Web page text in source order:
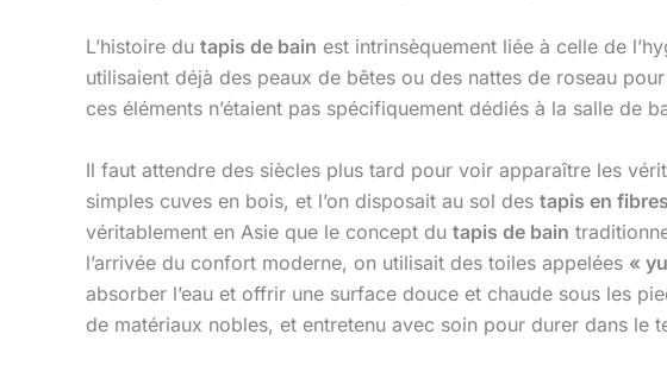
L’histoire du tapis de bain est intrinsèquement liée à celle de
utilisaient déjà des peaux de bêtes ou des nattes de roseau
ces éléments n’étaient pas spécifiquement dédiés à la salle de
Il faut attendre des siècles plus tard pour voir apparaître les
simples cuves en bois, et l’on disposait au sol des tapis en
véritablement en Asie que le concept du tapis de bain
l’arrivée du confort moderne, on utilisait des toiles appelées «
absorber l’eau et offrir une surface douce et chaude sous les
de matériaux nobles, et entretenu avec soin pour durer dans le